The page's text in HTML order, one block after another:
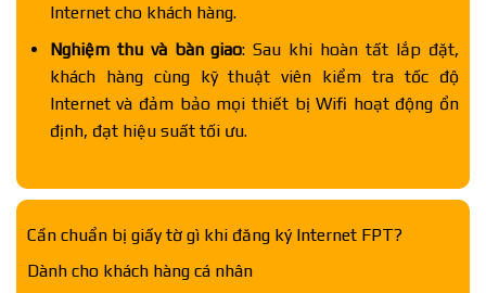
Internet cho khách hàng.
Nghiệm thu và bàn giao: Sau khi hoàn tất lắp đặt,
khách hàng cùng kỹ thuật viên kiểm tra tốc độ
Internet và đảm bảo mọi thiết bị Wifi hoạt động ổn
định, đạt hiệu suất tối ưu.
Cần chuẩn bị giấy tờ gì khi đăng ký Internet FPT?
Dành cho khách hàng cá nhân